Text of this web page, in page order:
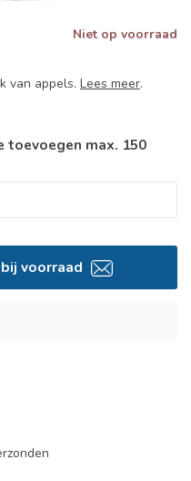
Niet op voorraad
van appels. Lees meer.
toevoegen max. 150
voorraad